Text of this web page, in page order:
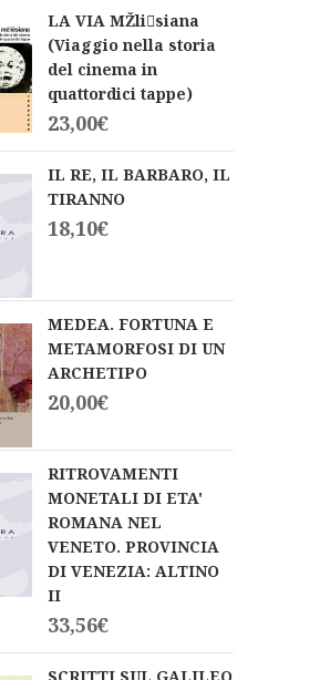
LA VIA MŽlisiana
(Viaggio nella storia
del cinema in
quattordici tappe)
23,00€
IL RE, IL BARBARO, IL
TIRANNO
18,10€
MEDEA. FORTUNA E
METAMORFOSI DI UN
ARCHETIPO
20,00€
RITROVAMENTI
MONETALI DI ETA'
ROMANA NEL
VENETO. PROVINCIA
DI VENEZIA: ALTINO
II
33,56€
SCRITTI SUL GALILEO